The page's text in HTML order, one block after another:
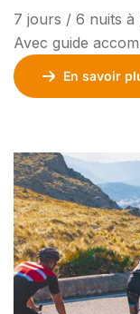
7 jours / 6 nuits
Avec guide
en option. Ces
berceau du
le chemin de
En savoir